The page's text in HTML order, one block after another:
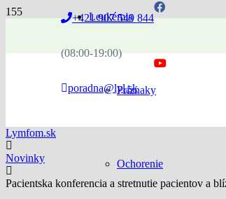
+421 907 549 844
(08:00-19:00)
poradna@lyl.sk
Leukémia
Príznaky
Ochorenie
Lymfom.sk
Novinky
Pacientska konferencia a stretnutie pacientov a